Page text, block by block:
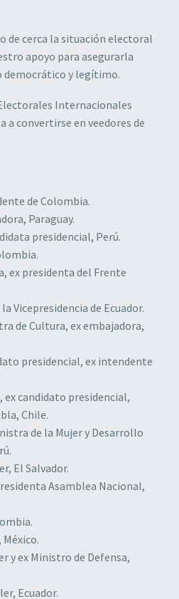
de cerca la situación electoral
apoyo para asegurarla
democrático y legítimo.
Internacionales
a convertirse en veedores de
de Colombia.
Paraguay.
presidencial, Perú.
ex presidenta del Frente
Vicepresidencia de Ecuador.
de Cultura, ex embajadora,
presidencial, ex intendente
candidato presidencial,
Chile.
de la Mujer y Desarrollo
El Salvador.
Asamblea Nacional,
y ex Ministro de Defensa,
Ecuador.